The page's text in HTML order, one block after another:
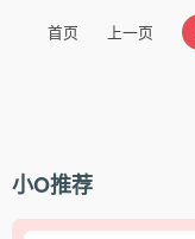
首页 上一页
小O推荐